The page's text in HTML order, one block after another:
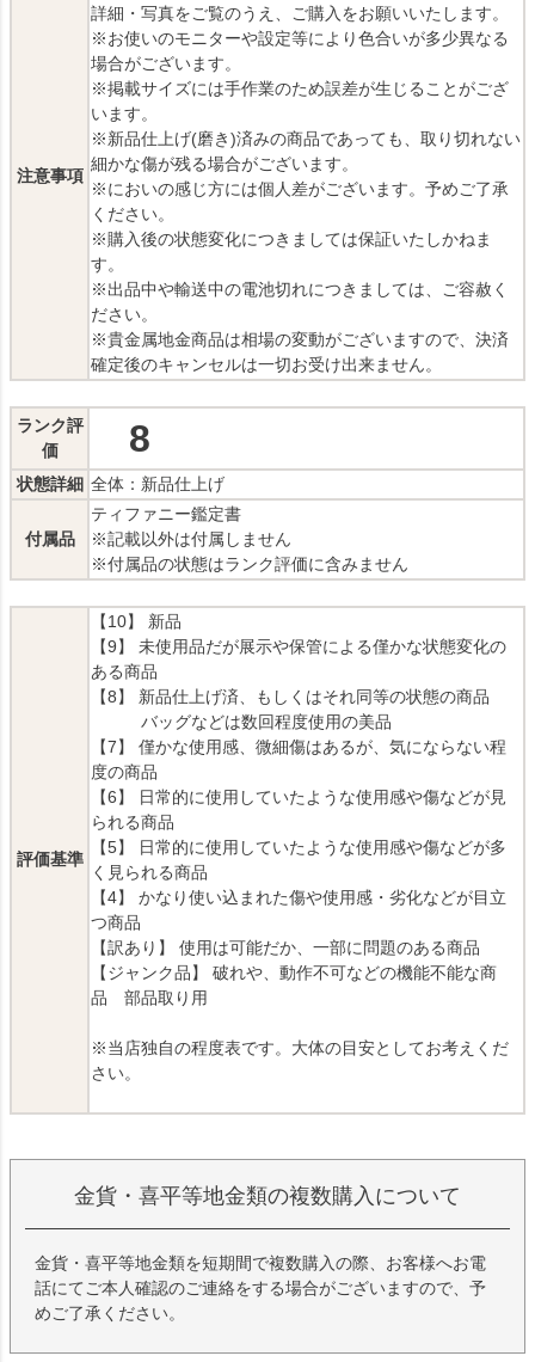
注意事項
詳細・写真をご覧のうえ、ご購入をお願いいたします。
※お使いのモニターや設定等により色合いが多少異なる
場合がございます。
※掲載サイズには手作業のため誤差が生じることがござ
います。
※新品仕上げ(磨き)済みの商品であっても、取り切れない
細かな傷が残る場合がございます。
※においの感じ方には個人差がございます。予めご了承
ください。
※購入後の状態変化につきましては保証いたしかねま
す。
※出品中や輸送中の電池切れにつきましては、ご容赦く
ださい。
※貴金属地金商品は相場の変動がございますので、決済
確定後のキャンセルは一切お受け出来ません。
ランク評
価
8
状態詳細 全体：新品仕上げ
付属品
ティファニー鑑定書
※記載以外は付属しません
※付属品の状態はランク評価に含みません
評価基準
【10】 新品
【9】 未使用品だが展示や保管による僅かな状態変化の
ある商品
【8】 新品仕上げ済、もしくはそれ同等の状態の商品
バッグなどは数回程度使用の美品
【7】 僅かな使用感、微細傷はあるが、気にならない程
度の商品
【6】 日常的に使用していたような使用感や傷などが見
られる商品
【5】 日常的に使用していたような使用感や傷などが多
く見られる商品
【4】 かなり使い込まれた傷や使用感・劣化などが目立
つ商品
【訳あり】 使用は可能だか、一部に問題のある商品
【ジャンク品】 破れや、動作不可などの機能不能な商
品 部品取り用
※当店独自の程度表です。大体の目安としてお考えくだ
さい。
金貨・喜平等地金類の複数購入について
金貨・喜平等地金類を短期間で複数購入の際、お客様へお電
話にてご本人確認のご連絡をする場合がございますので、予
めご了承ください。